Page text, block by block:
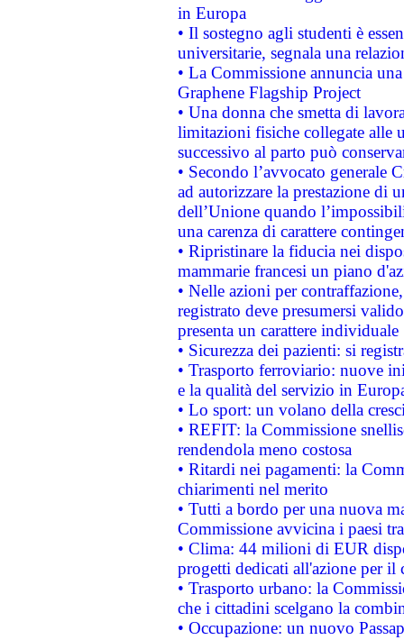
in Europa
• Il sostegno agli studenti è
universitarie, segnala una
• La Commissione annuncia
Graphene Flagship Project
• Una donna che smetta di
limitazioni fisiche collegate alle
successivo al parto può
• Secondo l’avvocato
ad autorizzare la prestazione di
dell’Unione quando
una carenza di carattere
• Ripristinare la fiducia nei
mammarie francesi un piano
• Nelle azioni per
registrato deve presumersi
presenta un carattere individuale
• Sicurezza dei pazienti: si
• Trasporto ferroviario: nuove
e la qualità del servizio in
• Lo sport: un volano della
• REFIT: la Commissione
rendendola meno costosa
• Ritardi nei pagamenti: la
chiarimenti nel merito
• Tutti a bordo per una nuova
Commissione avvicina i paesi
• Clima: 44 milioni di EUR
progetti dedicati all'azione per il
• Trasporto urbano: la
che i cittadini scelgano la
• Occupazione: un nuovo